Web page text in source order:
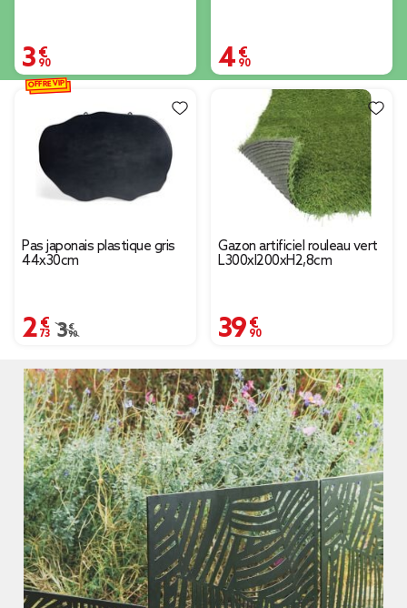
3,90 € 4,90 €
Pas japonais plastique gris
44x30cm
2,73 €
Prix remisé de 3,90 € à 2,73 €
3,90 €
OFFRE VIP
Gazon artificiel rouleau vert
L300xl200xH2,8cm
39,90 €